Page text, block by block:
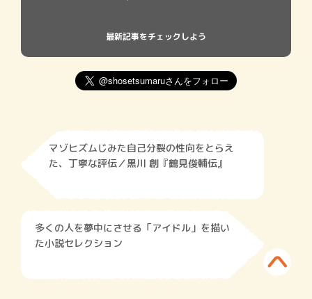
最新記事をチェックしよう
マゾヒズムじみた自己分裂の性向をとらえ
た、丁寧な評伝／黒川 創『鶴見俊輔伝』
多くの人を夢中にさせる「アイドル」を描い
た小説セレクション